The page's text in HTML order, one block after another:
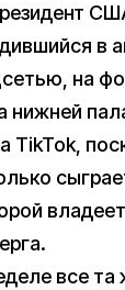
в
на
нижней
TikTok,
все та